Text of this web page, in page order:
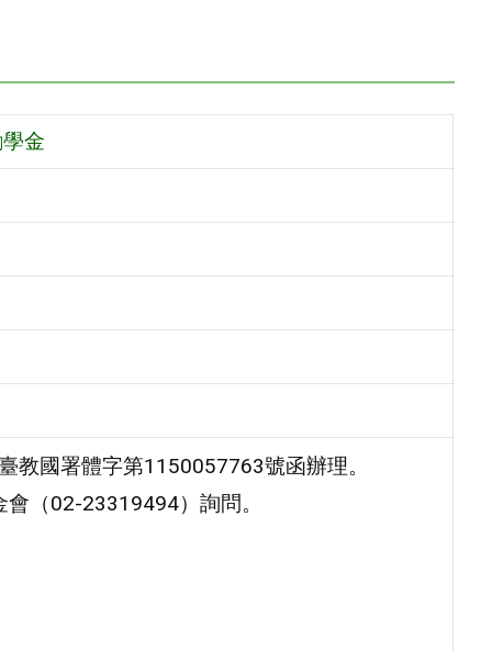
金
教國署體字第1150057763號函辦理。
（02-23319494）詢問。